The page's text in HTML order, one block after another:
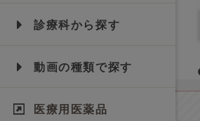
診療科から探す
動画の種類で探す
医療用医薬品